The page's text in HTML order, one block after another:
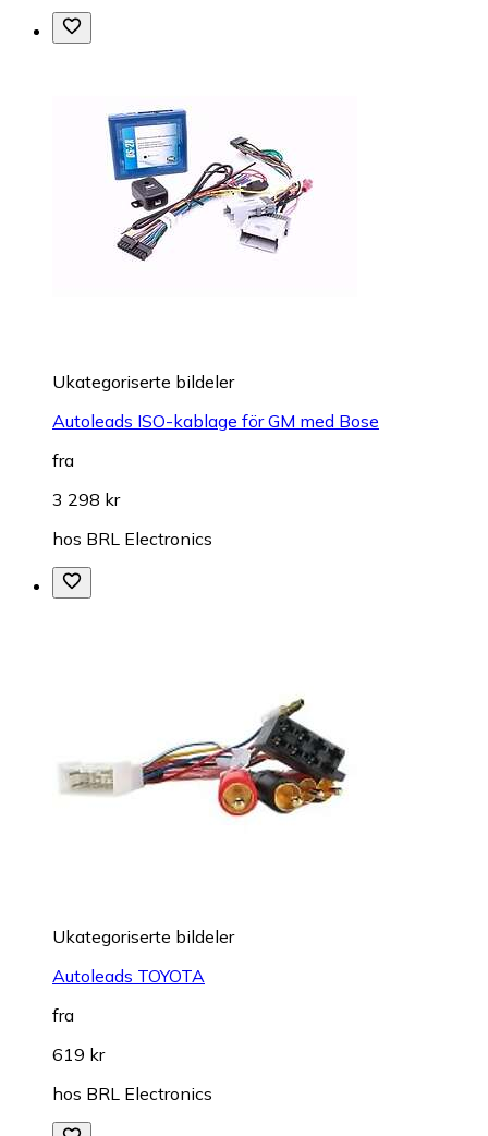
Ukategoriserte bildeler
Autoleads ISO-kablage för GM med Bose
fra
3 298 kr
hos BRL Electronics
Ukategoriserte bildeler
Autoleads TOYOTA
fra
619 kr
hos BRL Electronics